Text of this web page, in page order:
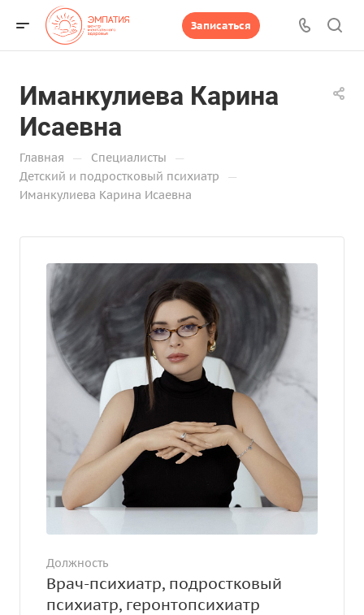
Записаться
Иманкулиева Карина
Исаевна
Главная — Специалисты —
Детский и подростковый психиатр —
Иманкулиева Карина Исаевна
Должность
Врач-психиатр, подростковый
психиатр, геронтопсихиатр